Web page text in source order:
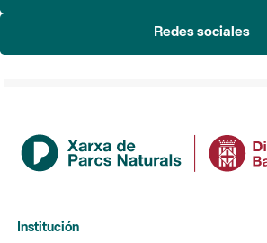
Redes sociales
Institución